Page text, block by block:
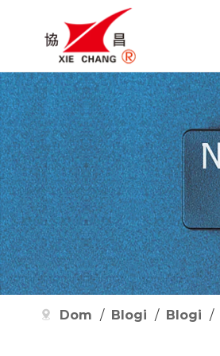
Dom / Blogi / Blogi /